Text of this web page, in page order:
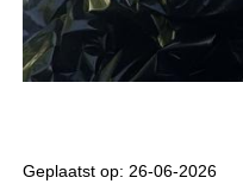
Geplaatst op: 26-06-2026